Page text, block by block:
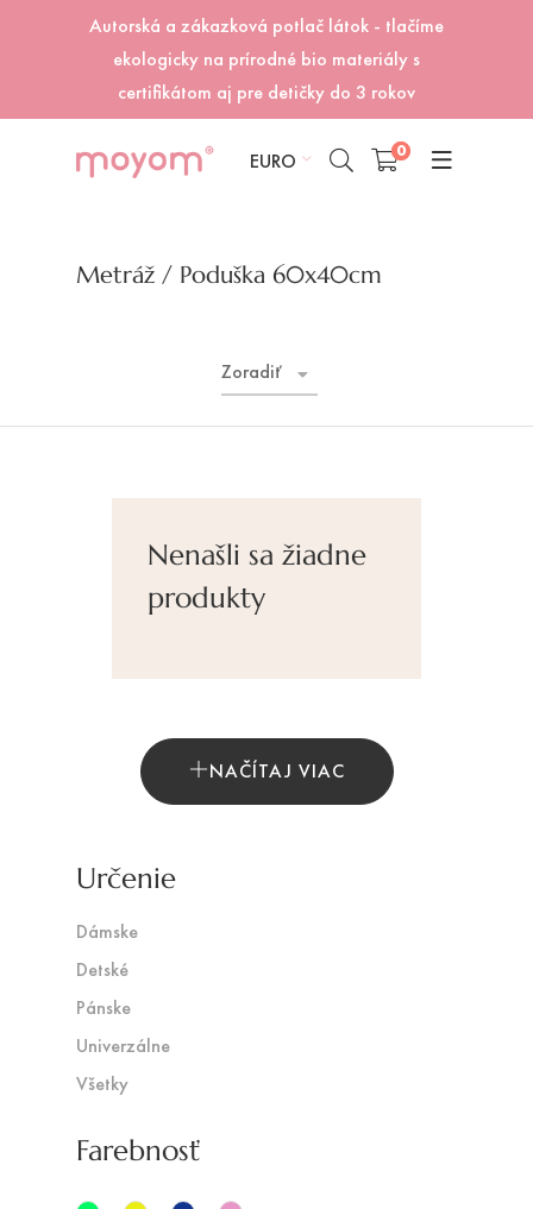
Autorská a zákazková potlač látok - tlačíme
ekologicky na prírodné bio materiály s
certifikátom aj pre detičky do 3 rokov
EURO 0
Metráž / Poduška 60x40cm
Zoradiť
Nenašli sa žiadne
produkty
NAČÍTAJ VIAC
Určenie
Dámske
Detské
Pánske
Univerzálne
Všetky
Farebnosť